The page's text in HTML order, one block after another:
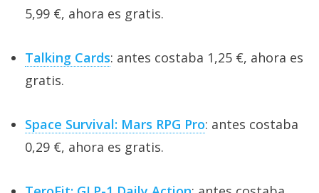
5,99 €, ahora es gratis.
Talking Cards: antes costaba 1,25 €, ahora es
gratis.
Space Survival: Mars RPG Pro: antes costaba
0,29 €, ahora es gratis.